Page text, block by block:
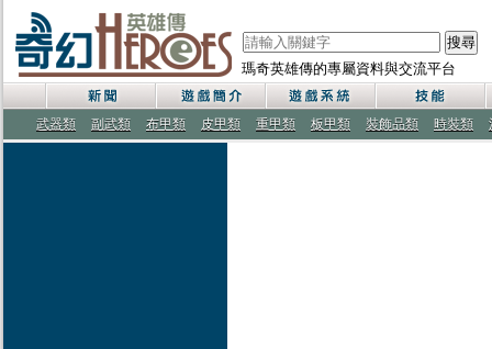
瑪奇英雄傳的專屬資料與交流平台
搜尋
武器類 副武類 布甲類 皮甲類 重甲類 板甲類 裝飾品類 時裝類